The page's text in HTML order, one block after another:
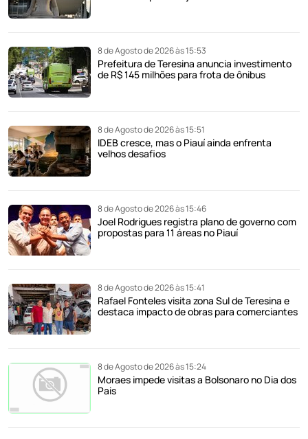
8 de Agosto de 2026 às 15:53
Prefeitura de Teresina anuncia investimento
de R$ 145 milhões para frota de ônibus
8 de Agosto de 2026 às 15:51
IDEB cresce, mas o Piauí ainda enfrenta
velhos desafios
8 de Agosto de 2026 às 15:46
Joel Rodrigues registra plano de governo com
propostas para 11 áreas no Piauí
8 de Agosto de 2026 às 15:41
Rafael Fonteles visita zona Sul de Teresina e
destaca impacto de obras para comerciantes
8 de Agosto de 2026 às 15:24
Moraes impede visitas a Bolsonaro no Dia dos
Pais